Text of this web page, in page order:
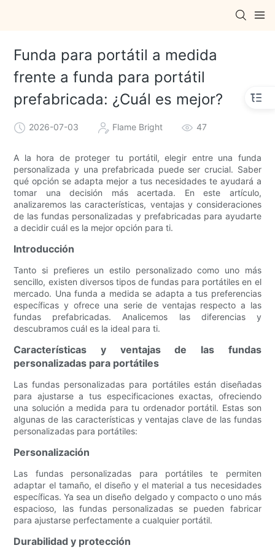
Funda para portátil a medida
frente a funda para portátil
prefabricada: ¿Cuál es mejor?
2026-07-03 Flame Bright 47
A la hora de proteger tu portátil, elegir entre una funda
personalizada y una prefabricada puede ser crucial. Saber
qué opción se adapta mejor a tus necesidades te ayudará a
tomar una decisión más acertada. En este artículo,
analizaremos las características, ventajas y consideraciones
de las fundas personalizadas y prefabricadas para ayudarte
a decidir cuál es la mejor opción para ti.
Introducción
Tanto si prefieres un estilo personalizado como uno más
sencillo, existen diversos tipos de fundas para portátiles en el
mercado. Una funda a medida se adapta a tus preferencias
específicas y ofrece una serie de ventajas respecto a las
fundas prefabricadas. Analicemos las diferencias y
descubramos cuál es la ideal para ti.
Características y ventajas de las fundas
personalizadas para portátiles
Las fundas personalizadas para portátiles están diseñadas
para ajustarse a tus especificaciones exactas, ofreciendo
una solución a medida para tu ordenador portátil. Estas son
algunas de las características y ventajas clave de las fundas
personalizadas para portátiles:
Personalización
Las fundas personalizadas para portátiles te permiten
adaptar el tamaño, el diseño y el material a tus necesidades
específicas. Ya sea un diseño delgado y compacto o uno más
espacioso, las fundas personalizadas se pueden fabricar
para ajustarse perfectamente a cualquier portátil.
Durabilidad y protección